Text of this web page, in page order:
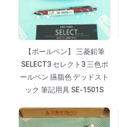
【ボールペン】 三菱鉛筆
SELECT3 セレクト3 三色ボ
ールペン 臙脂色 デッドスト
ック 筆記用具 SE-1501S